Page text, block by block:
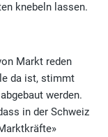
knebeln lassen.
Markt reden
da ist, stimmt
werden.
in der Schweiz